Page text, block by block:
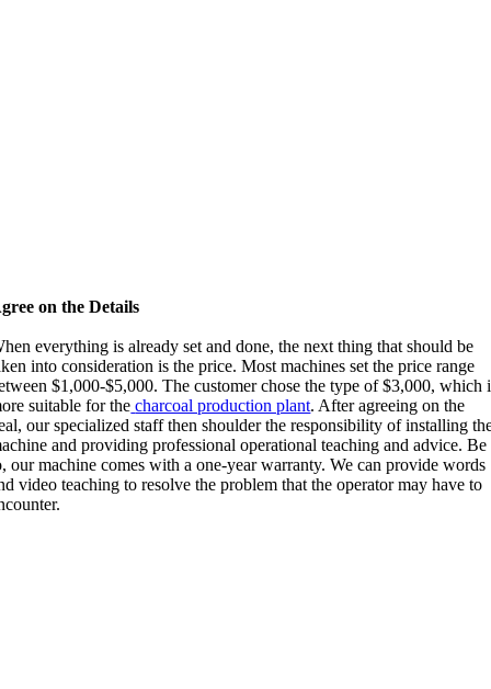
on the Details
everything is already set and done,the next thing that should be
into consideration is the price.Most machines set the price range
$1,000-$5,000.The customer chose the type of$3,000,which
suitable for the charcoal production plant. After agreeing on the
,our specialized staff then shoulder the responsibility of installing
and providing professional operational teaching and advice. Be
our machine comes with a one-year warranty.We can provide words
video teaching to resolve the problem that the operator may have to
.